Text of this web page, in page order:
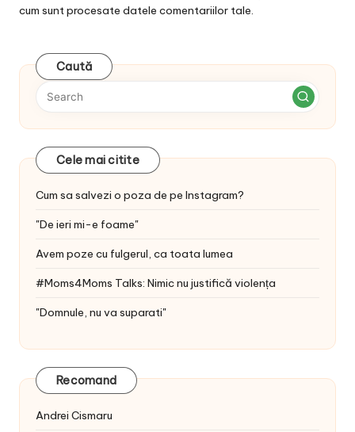
cum sunt procesate datele comentariilor tale.
Caută
Cele mai citite
Cum sa salvezi o poza de pe Instagram?
"De ieri mi-e foame"
Avem poze cu fulgerul, ca toata lumea
#Moms4Moms Talks: Nimic nu justifică violența
"Domnule, nu va suparati"
Recomand
Andrei Cismaru